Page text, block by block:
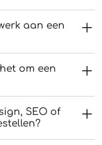
aan een
om een
SEO of